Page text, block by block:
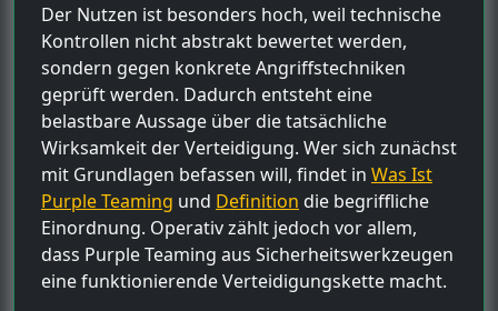
Der Nutzen ist besonders hoch, weil technische
Kontrollen nicht abstrakt bewertet werden,
sondern gegen konkrete Angriffstechniken
geprüft werden. Dadurch entsteht eine
belastbare Aussage über die tatsächliche
Wirksamkeit der Verteidigung. Wer sich zunächst
mit Grundlagen befassen will, findet in Was Ist
Purple Teaming und Definition die begriffliche
Einordnung. Operativ zählt jedoch vor allem,
dass Purple Teaming aus Sicherheitswerkzeugen
eine funktionierende Verteidigungskette macht.